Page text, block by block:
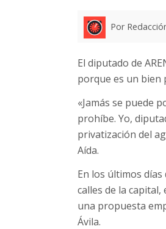
Por
El diputado de
porque es un bien
«Jamás se puede
prohíbe. Yo,
privatización del
Aída.
En los últimos
calles de la
una propuesta
Ávila.